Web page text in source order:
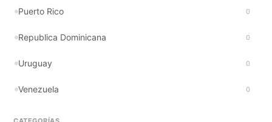
Puerto Rico 0
Republica Dominicana 0
Uruguay 0
Venezuela 0